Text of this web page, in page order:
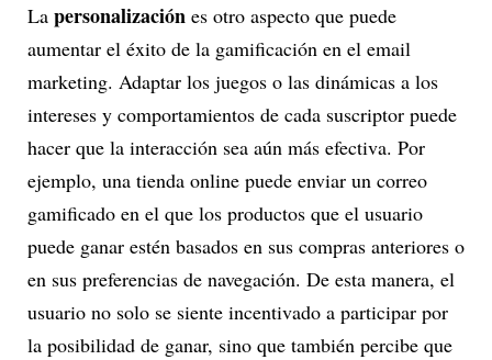
La personalización es otro aspecto que puede
aumentar el éxito de la gamificación en el email
marketing. Adaptar los juegos o las dinámicas a los
intereses y comportamientos de cada suscriptor puede
hacer que la interacción sea aún más efectiva. Por
ejemplo, una tienda online puede enviar un correo
gamificado en el que los productos que el usuario
puede ganar estén basados en sus compras anteriores o
en sus preferencias de navegación. De esta manera, el
usuario no solo se siente incentivado a participar por
la posibilidad de ganar, sino que también percibe que